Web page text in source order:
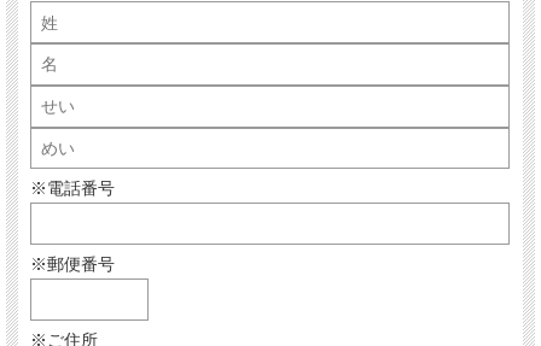
※電話番号
※郵便番号
※ご住所